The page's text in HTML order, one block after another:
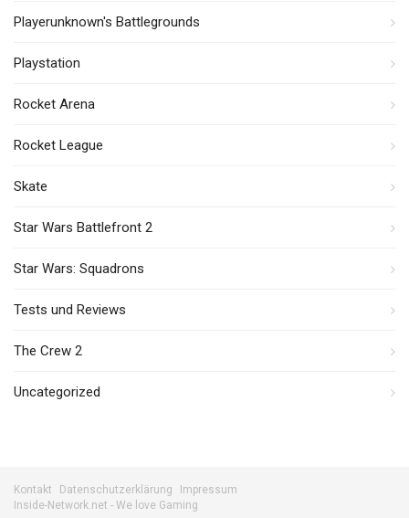
Playerunknown's Battlegrounds
Playstation
Rocket Arena
Rocket League
Skate
Star Wars Battlefront 2
Star Wars: Squadrons
Tests und Reviews
The Crew 2
Uncategorized
Kontakt Datenschutzerklärung
Impressum
Inside-Network.net - We love Gaming